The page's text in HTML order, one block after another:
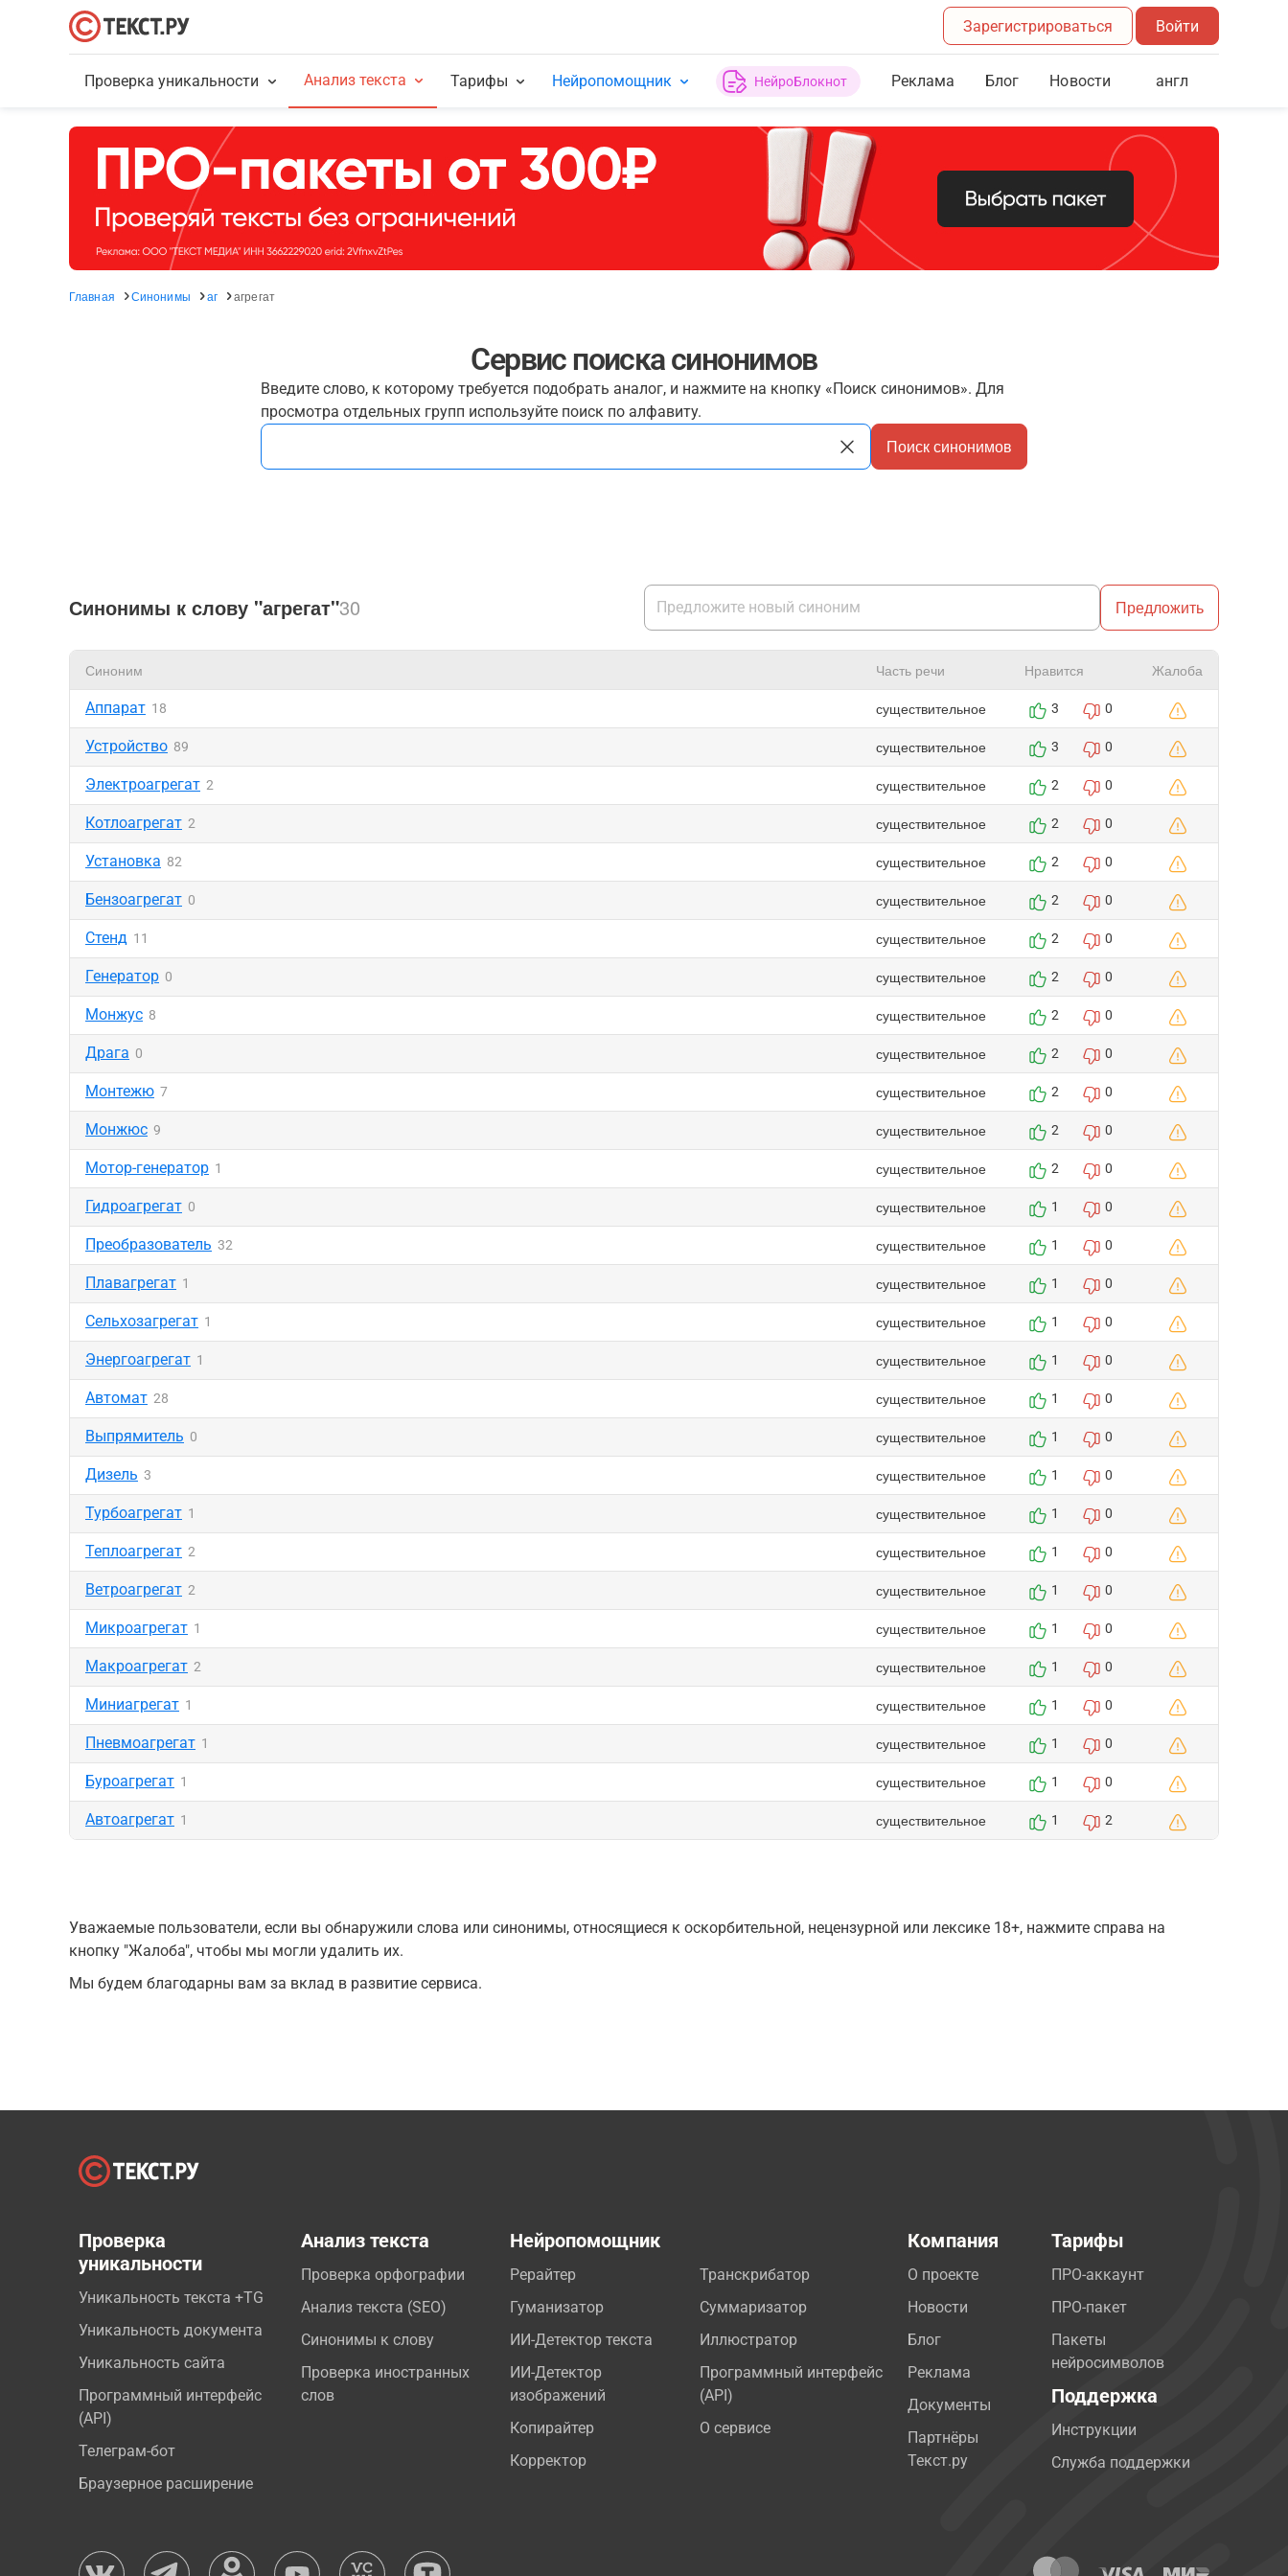
Зарегистрироваться Войти
Проверка уникальности Анализ текста Тарифы Нейропомощник НейроБлокнот Реклама Блог Новости англ
Главная Синонимы аг агрегат
Сервис поиска синонимов
Введите слово, к которому требуется подобрать аналог, и нажмите на кнопку «Поиск синонимов». Для
просмотра отдельных групп используйте поиск по алфавиту.
Поиск синонимов
Синонимы к слову "агрегат"30 Предложить
Синоним Часть речи Нравится Жалоба
Аппарат 18 существительное 3 0
Устройство 89 существительное 3 0
Электроагрегат 2 существительное 2 0
Котлоагрегат 2 существительное 2 0
Установка 82 существительное 2 0
Бензоагрегат 0 существительное 2 0
Стенд 11 существительное 2 0
Генератор 0 существительное 2 0
Монжус 8 существительное 2 0
Драга 0 существительное 2 0
Монтежю 7 существительное 2 0
Монжюс 9 существительное 2 0
Мотор-генератор 1 существительное 2 0
Гидроагрегат 0 существительное 1 0
Преобразователь 32 существительное 1 0
Плавагрегат 1 существительное 1 0
Сельхозагрегат 1 существительное 1 0
Энергоагрегат 1 существительное 1 0
Автомат 28 существительное 1 0
Выпрямитель 0 существительное 1 0
Дизель 3 существительное 1 0
Турбоагрегат 1 существительное 1 0
Теплоагрегат 2 существительное 1 0
Ветроагрегат 2 существительное 1 0
Микроагрегат 1 существительное 1 0
Макроагрегат 2 существительное 1 0
Миниагрегат 1 существительное 1 0
Пневмоагрегат 1 существительное 1 0
Буроагрегат 1 существительное 1 0
Автоагрегат 1 существительное 1 2
Уважаемые пользователи, если вы обнаружили слова или синонимы, относящиеся к оскорбительной, нецензурной или лексике 18+, нажмите справа на
кнопку "Жалоба", чтобы мы могли удалить их.
Мы будем благодарны вам за вклад в развитие сервиса.
Проверка
уникальности
Уникальность текста +TG
Уникальность документа
Уникальность сайта
Программный интерфейс
(API)
Телеграм-бот
Браузерное расширение
Анализ текста
Проверка орфографии
Анализ текста (SEO)
Синонимы к слову
Проверка иностранных
слов
Нейропомощник
Рерайтер
Гуманизатор
ИИ-Детектор текста
ИИ-Детектор
изображений
Копирайтер
Корректор
Транскрибатор
Суммаризатор
Иллюстратор
Программный интерфейс
(API)
О сервисе
Компания
О проекте
Новости
Блог
Реклама
Документы
Партнёры
Текст.ру
Тарифы
ПРО-аккаунт
ПРО-пакет
Пакеты
нейросимволов
Поддержка
Инструкции
Служба поддержки